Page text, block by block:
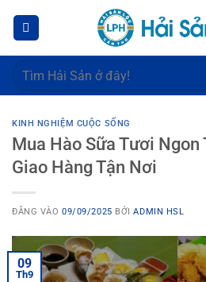
dung
Tìm
KINH NGHIỆM CUỘC SỐNG
Mua Hào Sữa Tươi Ngon
Giao Hàng Tận Nơi
ĐĂNG VÀO09/09/2025 BỞIADMIN HSL
09
Th9